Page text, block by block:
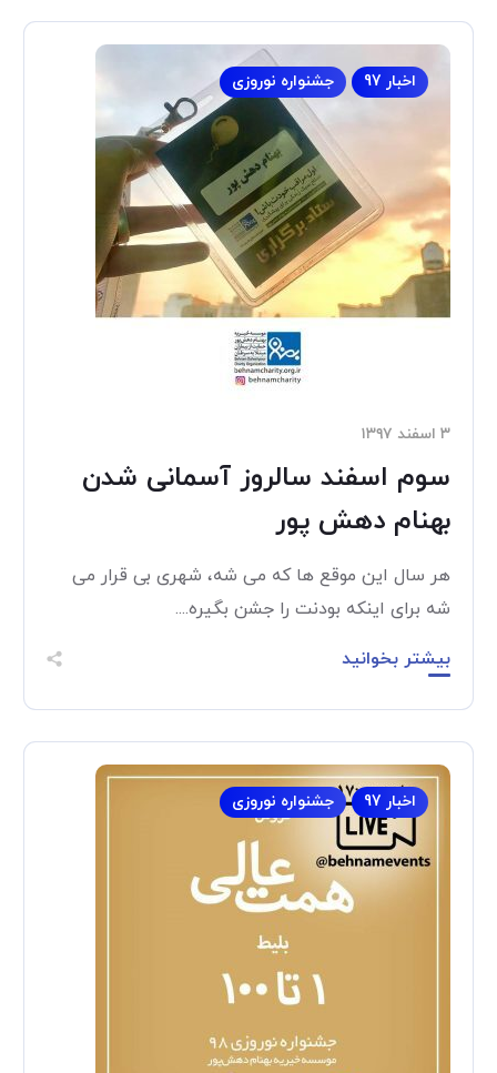
اخبار 97 جشنواره نوروزی
۳ اسفند ۱۳۹۷
سوم اسفند سالروز آسمانی شدن
بهنام دهش پور
هر سال این موقع ها که می شه، شهری بی قرار می
شه برای اینکه بودنت را جشن بگیره....
بیشتر بخوانید
اخبار 97 جشنواره نوروزی